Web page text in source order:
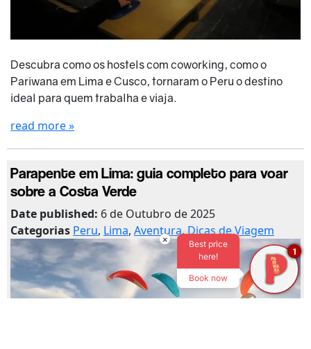
Descubra como os hostels com coworking, como o
Pariwana em Lima e Cusco, tornaram o Peru o destino
ideal para quem trabalha e viaja.
read more »
Parapente em Lima: guia completo para voar
sobre a Costa Verde
Date published: 6 de Outubro de 2025
Categorias Peru, Lima, Aventura,Dicas de Viagem
×
Best price
here!
Book now
1